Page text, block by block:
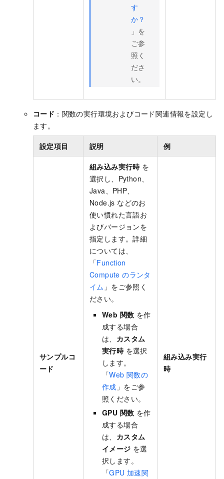
す
か？
」を
ご参
照く
ださ
い。
コード ：関数の実行環境およびコード関連情報を設定し
ます。
設定項目 説明 例
サンプルコ
ード
組み込み実行時を
選択し、Python、
Java、PHP、
Node.js などのお
使い慣れた言語お
よびバージョンを
指定します。詳細
については、
「Function
Compute のランタ
イム 」をご参照く
ださい。
Web 関数 を作
成する場合
は、 カスタム
実行時を選択
します。
「Web 関数の
作成 」をご参
照ください。
GPU 関数 を作
成する場合
は、 カスタム
イメージ を選
択します。
「GPU 加速関
組み込み実行
時